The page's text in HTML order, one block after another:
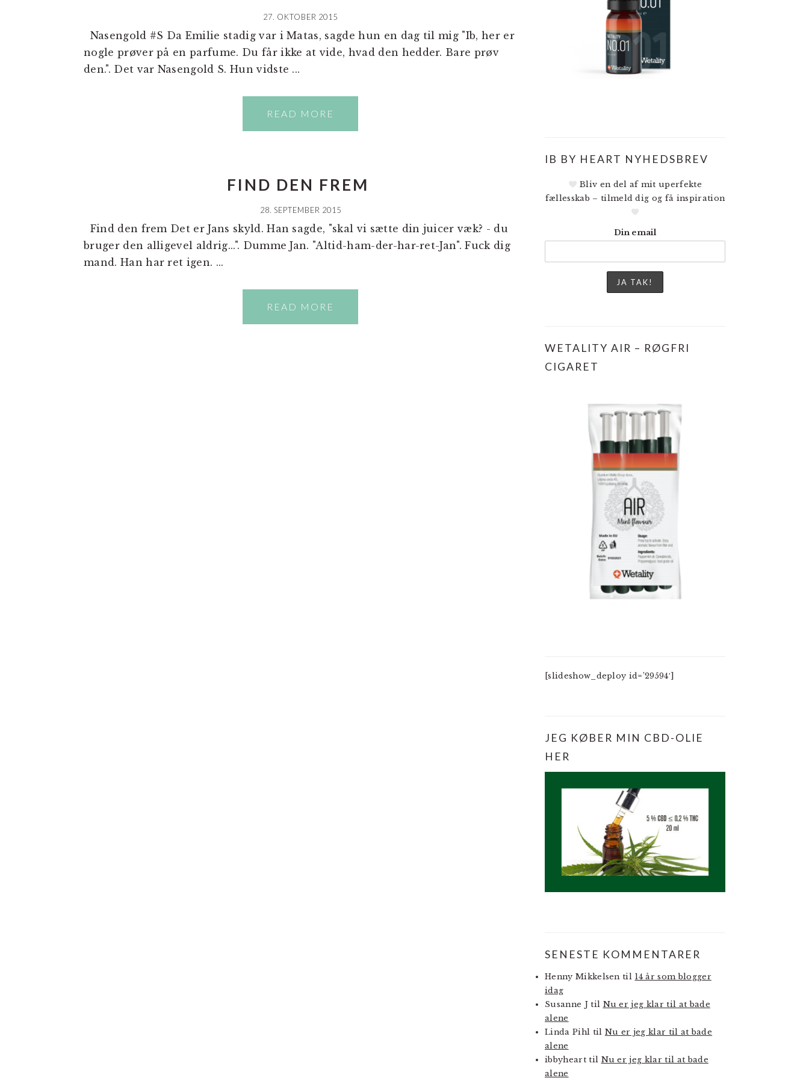
27. OKTOBER 2015
Nasengold #S Da Emilie stadig var i Matas, sagde hun en dag til mig "Ib, her er
nogle prøver på en parfume. Du får ikke at vide, hvad den hedder. Bare prøv
den.". Det var Nasengold S. Hun vidste ...
READ MORE
FIND DEN FREM
28. SEPTEMBER 2015
Find den frem Det er Jans skyld. Han sagde, "skal vi sætte din juicer væk? - du
bruger den alligevel aldrig...". Dumme Jan. "Altid-ham-der-har-ret-Jan". Fuck dig
mand. Han har ret igen. ...
READ MORE
IB BY HEART NYHEDSBREV
Bliv en del af mit uperfekte
fællesskab – tilmeld dig og få inspiration
Din email
WETALITY AIR – RØGFRI
CIGARET
[slideshow_deploy id=’29594′]
JEG KØBER MIN CBD-OLIE
HER
SENESTE KOMMENTARER
Henny Mikkelsen til 14 år som blogger
idag
Susanne Jtil Nu er jeg klar til at bade
alene
Linda Pihl til Nu er jeg klar til at bade
alene
ibbyhearttil Nu er jeg klar til at bade
alene